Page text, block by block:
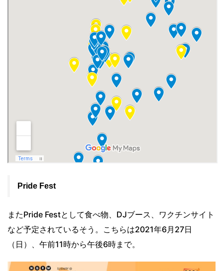
Pride Fest
またPride Festとして食べ物、DJブース、ワクチンサイト
など予定されているそう。こちらは2021年6月27日
（日）、午前11時から午後6時まで。